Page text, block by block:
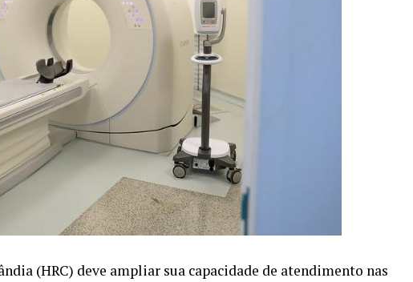
(HRC) deve ampliar sua capacidade de atendimento nas